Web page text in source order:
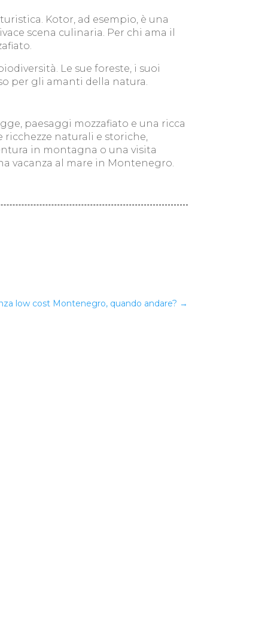
Kotor, ad esempio, è una
scena culinaria. Per chi ama il
Le sue foreste, i suoi
per gli amanti della natura.
paesaggi mozzafiato e una ricca
ricchezze naturali e storiche,
in montagna o una visita
vacanza al mare in Montenegro.
low cost Montenegro, quando andare? →